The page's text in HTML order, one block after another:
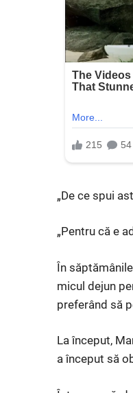
„De ce spui
„Pentru că e
În
micul dejun
preferând să
La început,
a început să